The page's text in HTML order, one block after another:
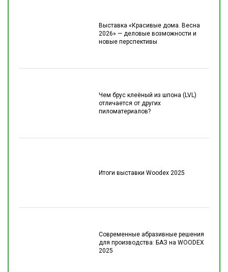
Выставка «Красивые дома. Весна
2026» — деловые возможности и
новые перспективы
Чем брус клеёный из шпона (LVL)
отличается от других
пиломатериалов?
Итоги выставки Woodex 2025
Современные абразивные решения
для производства: БАЗ на WOODEX
2025